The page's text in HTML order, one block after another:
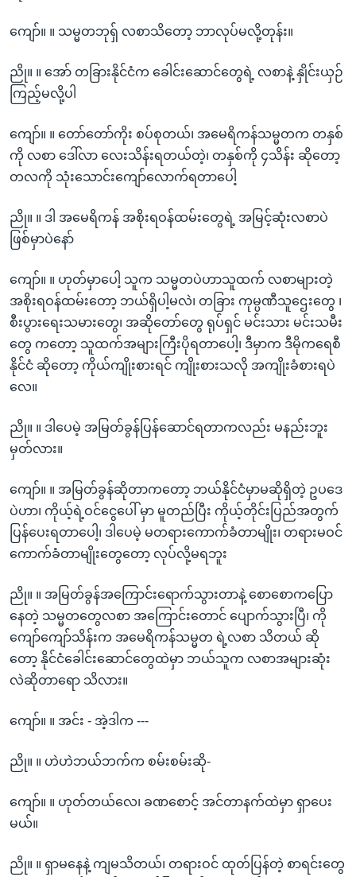
ကျော်။ ။ သမ္မတဘုရှ် လစာသိတော့ ဘာလုပ်မလို့တုန်း။
ညို။ ။ အော် တခြားနိုင်ငံက ခေါင်းဆောင်တွေရဲ့ လစာနဲ့ နှိုင်းယှဉ်
ကြည့်မလို့ပါ
ကျော်။ ။ တော်တော်ကိုး စပ်စုတယ်၊ အမေရိကန်သမ္မတက တနှစ်
ကို လစာ ဒေါ်လာ လေးသိန်းရတယ်တဲ့၊ တနှစ်ကို ၄သိန်း ဆိုတော့
တလကို သုံးသောင်းကျော်လောက်ရတာပေါ့
ညို။ ။ ဒါ အမေရိကန် အစိုးရဝန်ထမ်းတွေရဲ့ အမြင့်ဆုံးလစာပဲ
ဖြစ်မှာပဲနော်
ကျော်။ ။ ဟုတ်မှာပေါ့ သူက သမ္မတပဲဟာသူထက် လစာများတဲ့
အစိုးရဝန်ထမ်းတော့ ဘယ်ရှိပါ့မလဲ၊ တခြား ကုမ္ပဏီသူဌေးတွေ ၊
စီးပွားရေးသမားတွေ၊ အဆိုတော်တွေ ရုပ်ရှင် မင်းသား မင်းသမီး
တွေ ကတော့ သူထက်အများကြီးပိုရတာပေါ့၊ ဒီမှာက ဒီမိုကရေစီ
နိုင်ငံ ဆိုတော့ ကိုယ်ကျိုးစားရင် ကျိုးစားသလို အကျိုးခံစားရပဲ
လေ။
ညို။ ။ ဒါပေမဲ့ အမြတ်ခွန်ပြန်ဆောင်ရတာကလည်း မနည်းဘူး
မှတ်လား။
ကျော်။ ။ အမြတ်ခွန်ဆိုတာကတော့ ဘယ်နိုင်ငံမှာမဆိုရှိတဲ့ ဥပဒေ
ပဲဟာ၊ ကိုယ့်ရဲ့ဝင်ငွေပေါ် မှာ မူတည်ပြီး ကိုယ့်တိုင်းပြည်အတွက်
ပြန်ပေးရတာပေါ့၊ ဒါပေမဲ့ မတရားကောက်ခံတာမျိုး၊ တရားမဝင်
ကောက်ခံတာမျိုးတွေတော့ လုပ်လို့မရဘူး
ညို။ ။ အမြတ်ခွန်အကြောင်းရောက်သွားတာနဲ့ စောစောကပြော
နေတဲ့ သမ္မတတွေလစာ အကြောင်းတောင် ပျောက်သွားပြီ၊ ကို
ကျော်ကျော်သိန်းက အမေရိကန်သမ္မတ ရဲ့လစာ သိတယ် ဆို
တော့ နိုင်ငံခေါင်းဆောင်တွေထဲမှာ ဘယ်သူက လစာအများဆုံး
လဲဆိုတာရော သိလား။
ကျော်။ ။ အင်း - အဲ့ဒါက ---
ညို။ ။ ဟဲဟဲဘယ်ဘက်က စမ်းစမ်းဆို-
ကျော်။ ။ ဟုတ်တယ်လေ၊ ခဏစောင့် အင်တာနက်ထဲမှာ ရှာပေး
မယ်။
ညို။ ။ ရှာမနေနဲ့ ကျမသိတယ်၊ တရားဝင် ထုတ်ပြန်တဲ့ စာရင်းတွေ